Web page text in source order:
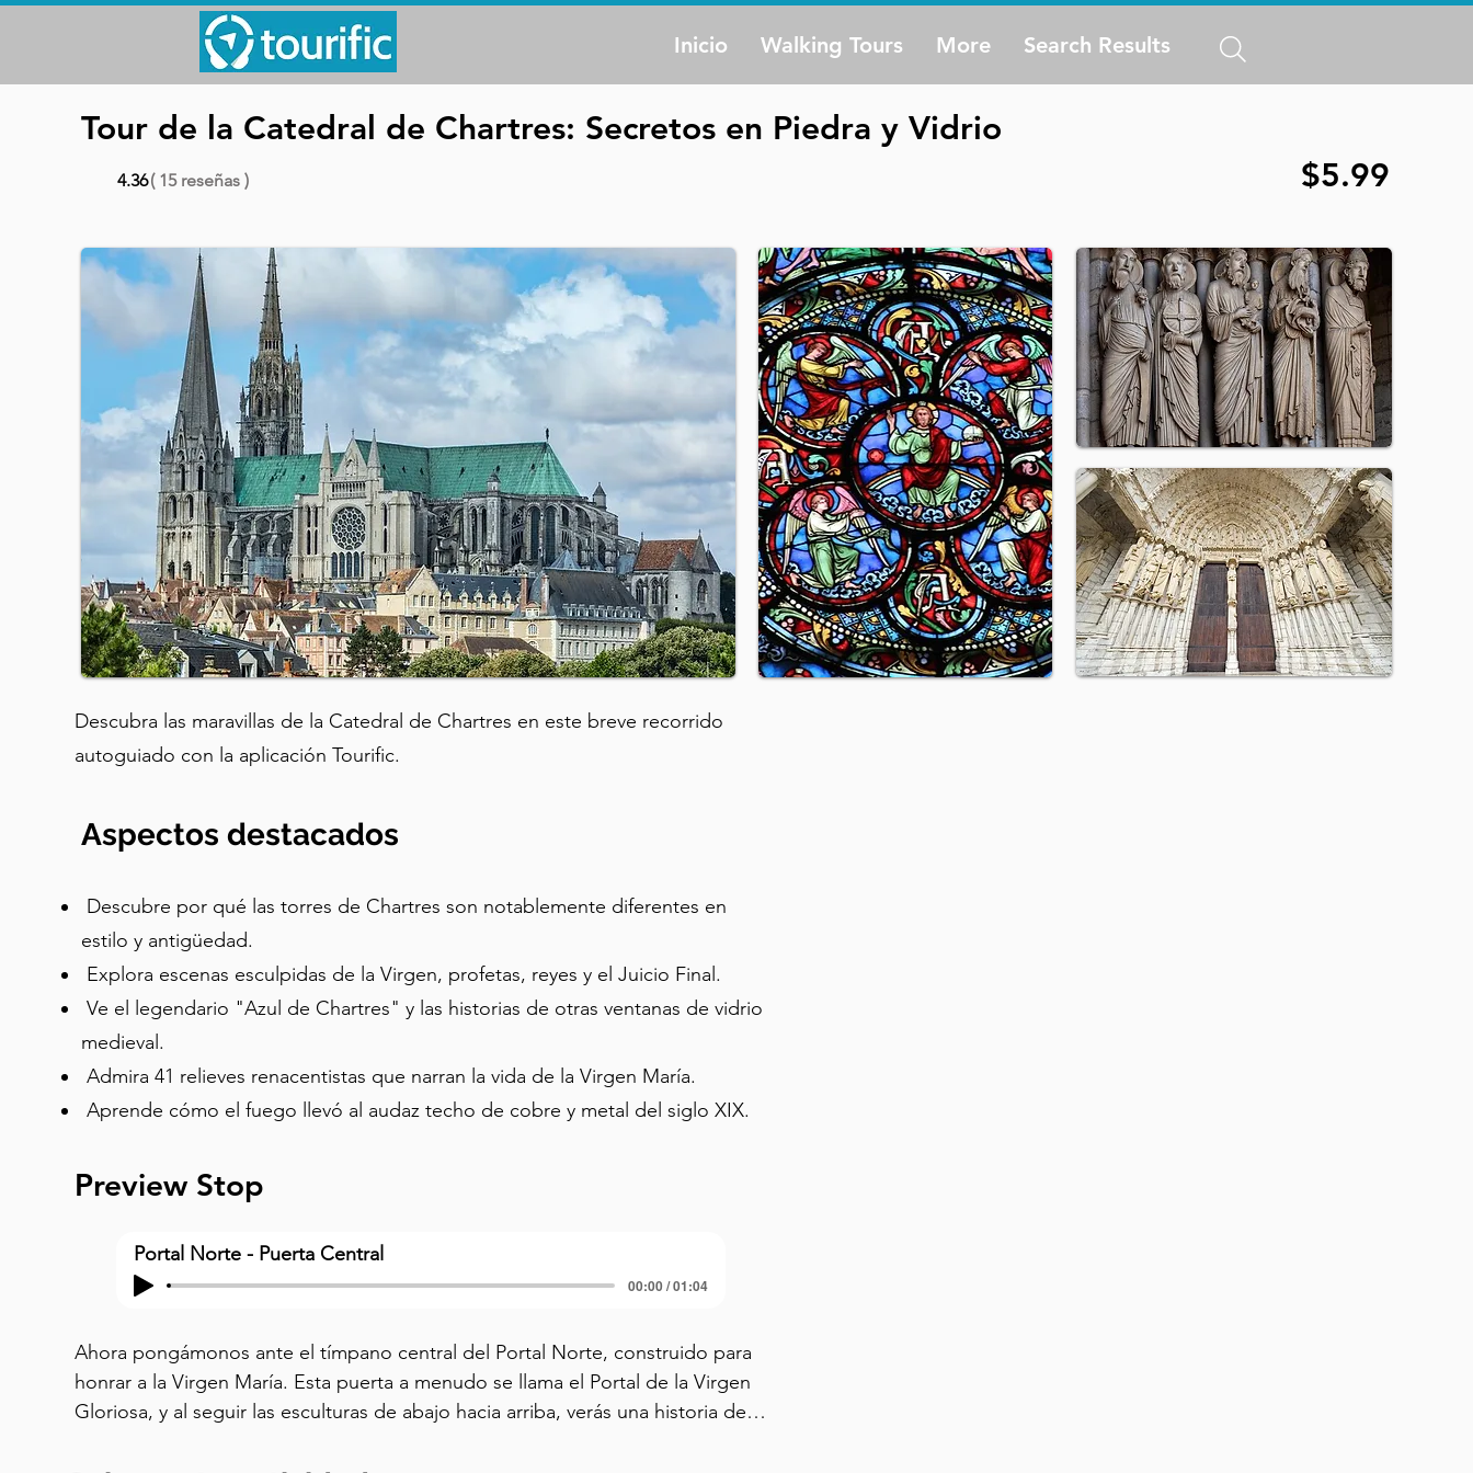
Inicio Walking Tours More Search Results
Tour de la Catedral de Chartres: Secretos en Piedra y Vidrio
4.36( 15 reseñas ) $5.99
Descubra las maravillas de la Catedral de Chartres en este breve recorrido
autoguiado con la aplicación Tourific.
Aspectos destacados
Descubre por qué las torres de Chartres son notablemente diferentes en
estilo y antigüedad.
Explora escenas esculpidas de la Virgen, profetas, reyes y el Juicio Final.
Ve el legendario "Azul de Chartres" y las historias de otras ventanas de vidrio
medieval.
Admira 41 relieves renacentistas que narran la vida de la Virgen María.
Aprende cómo el fuego llevó al audaz techo de cobre y metal del siglo XIX.
Preview Stop
Portal Norte - Puerta Central
00:00 / 01:04
Ahora pongámonos ante el tímpano central del Portal Norte, construido para
honrar a la Virgen María. Esta puerta a menudo se llama el Portal de la Virgen
Gloriosa, y al seguir las esculturas de abajo hacia arriba, verás una historia de